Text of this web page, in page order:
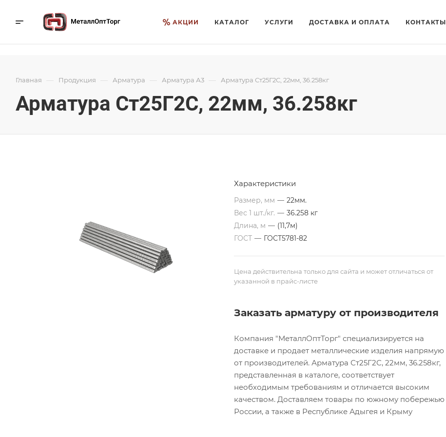
АКЦИИ КАТАЛОГ УСЛУГИ ДОСТАВКА И ОПЛАТА КОНТАКТЫ
Главная — Продукция — Арматура — Арматура А3 — Арматура Ст25Г2С, 22мм, 36.258кг
Арматура Ст25Г2С, 22мм, 36.258кг
Характеристики
Размер, мм — 22мм.
Вес 1 шт./кг. — 36.258 кг
Длина, м — (11,7м)
ГОСТ — ГОСТ5781-82
Цена действительна только для сайта и может отличаться от
указанной в прайс-листе
Заказать арматуру от производителя
Компания "МеталлОптТорг" специализируется на
доставке и продает металлические изделия напрямую
от производителей. Арматура Ст25Г2С, 22мм, 36.258кг,
представленная в каталоге, соответствует
необходимым требованиям и отличается высоким
качеством. Доставляем товары по южному побережью
России, а также в Республике Адыгея и Крыму